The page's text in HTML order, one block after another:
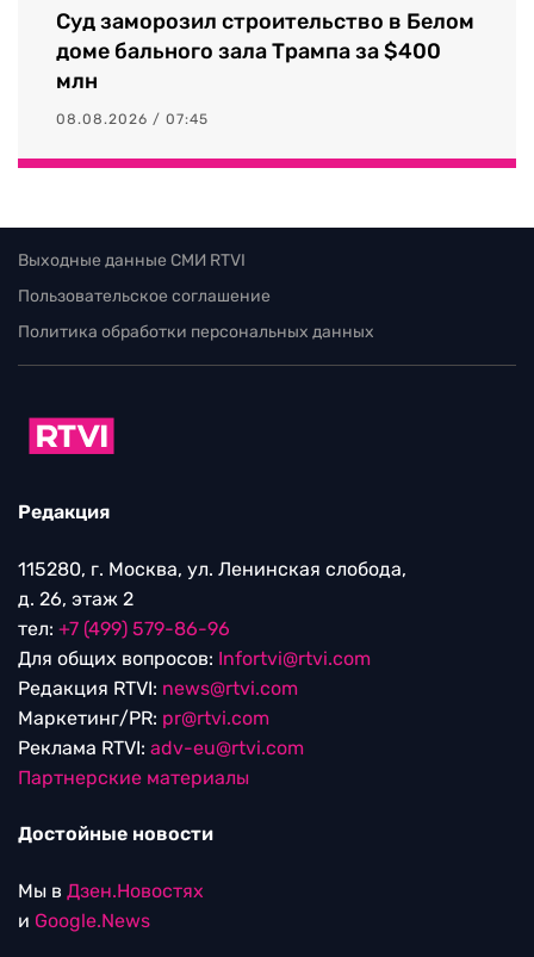
Суд заморозил строительство в Белом
доме бального зала Трампа за $400
млн
08.08.2026 / 07:45
Выходные данные СМИ RTVI
Пользовательское соглашение
Политика обработки персональных данных
Редакция
115280, г. Москва, ул. Ленинская слобода,
д. 26, этаж 2
тел: +7 (499) 579-86-96
Для общих вопросов: Infortvi@rtvi.com
Редакция RTVI: news@rtvi.com
Маркетинг/PR: pr@rtvi.com
Реклама RTVI: adv-eu@rtvi.com
Партнерские материалы
Достойные новости
Мы в Дзен.Новостях
и Google.News